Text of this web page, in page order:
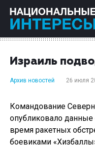
Израиль
Архив новостей 26 июля
Командование
опубликовало данные
время ракетных
боевиками